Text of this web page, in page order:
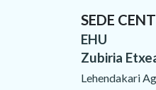
SEDE
EHU
Zubiria
Lehendakari